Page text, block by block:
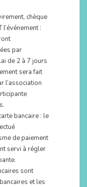
chèque
:
par
de 2 à 7 jours
sera fait
l’association
bancaire : le
de paiement
servi à régler
sont
et les